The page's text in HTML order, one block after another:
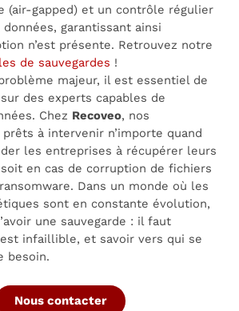
(air-gapped) et un contrôle régulier
garantissant ainsi
n’est présente. Retrouvez notre
de sauvegardes !
majeur, il est essentiel de
des experts capables de
Chez Recoveo, nos
à intervenir n’importe quand
les entreprises à récupérer leurs
en cas de corruption de fichiers
Dans un monde où les
sont en constante évolution,
une sauvegarde : il faut
est infaillible, et savoir vers qui se
besoin.
Nous contacter